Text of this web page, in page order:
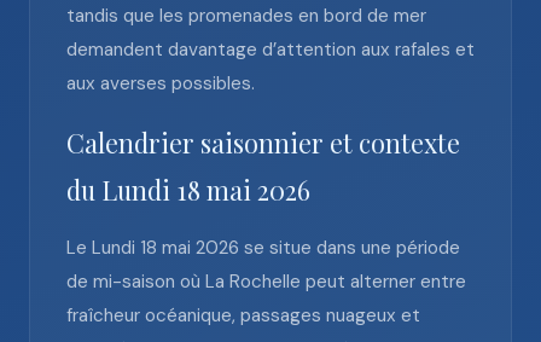
tandis que les promenades en bord de mer
demandent davantage d’attention aux rafales et
aux averses possibles.
Calendrier saisonnier et contexte
du Lundi 18 mai 2026
Le Lundi 18 mai 2026 se situe dans une période
de mi-saison où La Rochelle peut alterner entre
fraîcheur océanique, passages nuageux et